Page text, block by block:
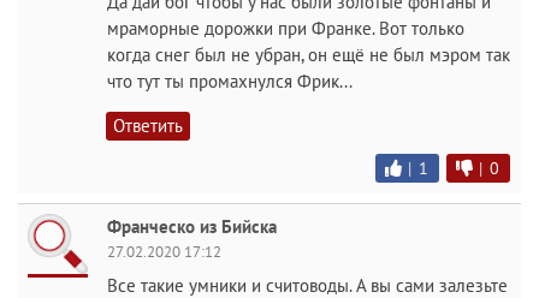
мраморные дорожки при Франке. Вот только
когда снег был не убран, он ещё не был мэром так
что тут ты промахнулся Фрик...
Ответить
| 1 | 0
Франческо из Бийска
27.02.2020 17:12
Все такие умники и считоводы. А вы сами залезьте